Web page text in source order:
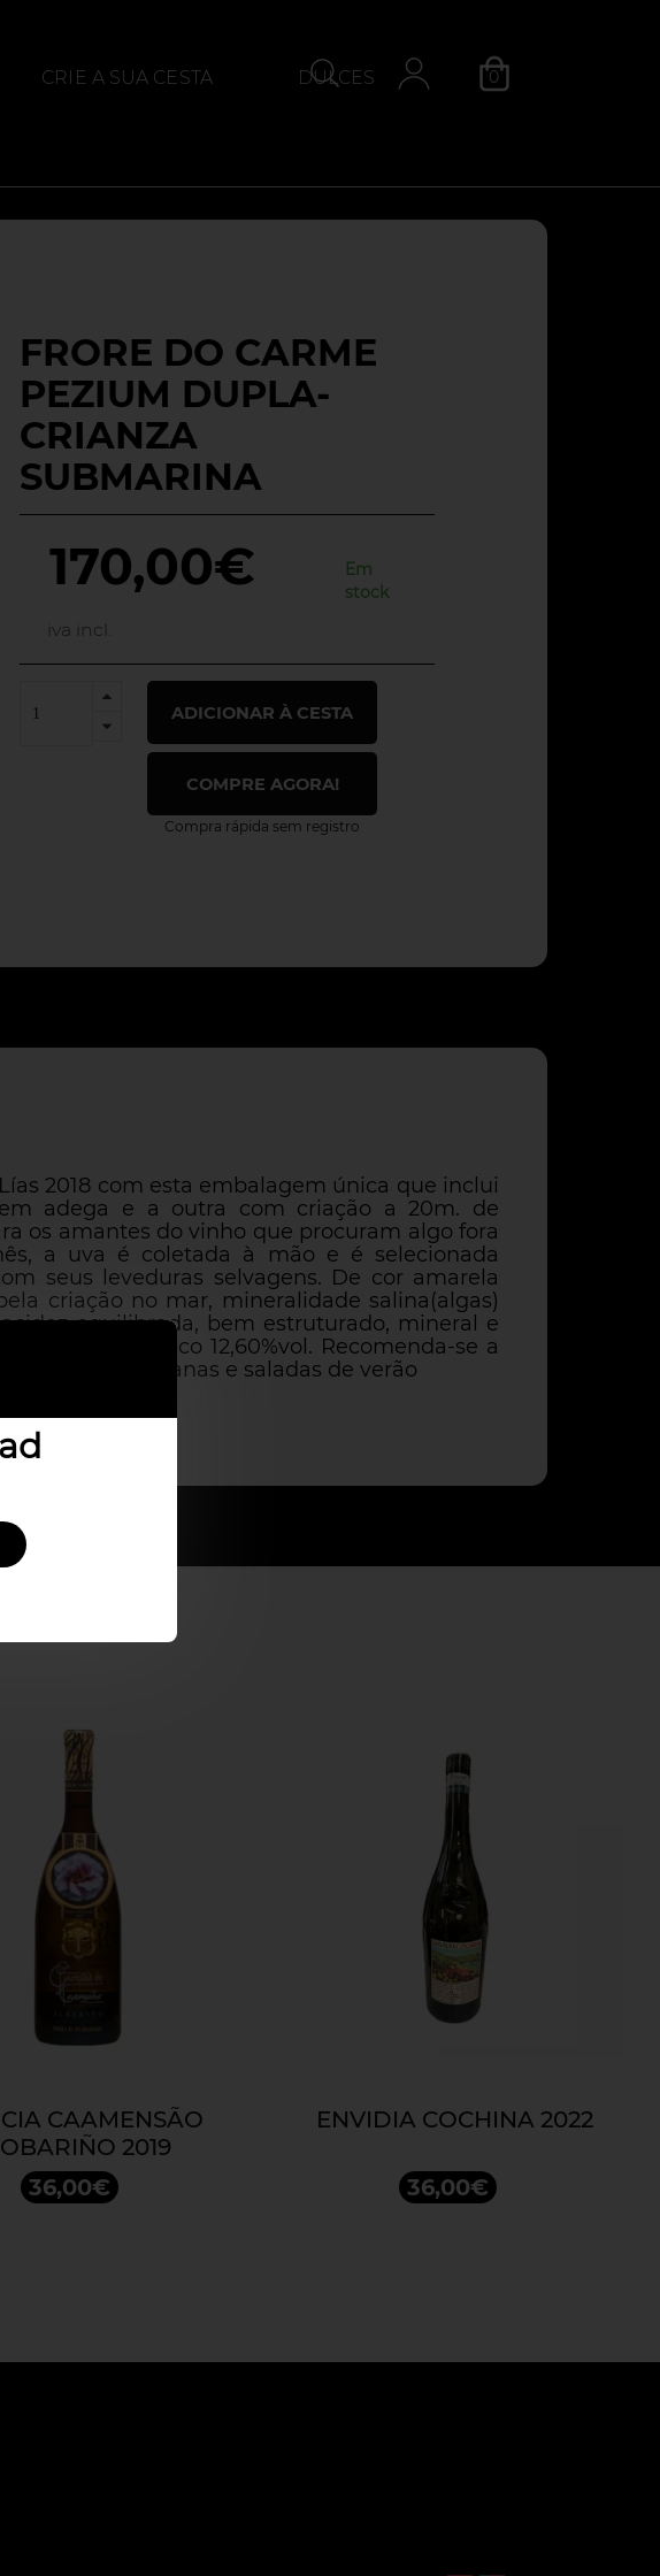
CRIE A SUA CESTA
DULCES
0
FRORE DO CARME
PEZIUM DUPLA-
CRIANZA
SUBMARINA
170,00€
iva incl.
Em
stock
ADICIONAR À CESTA
COMPRE AGORA!
Compra rápida sem registro
2018 com esta embalagem única que inclui
adega e a outra com criação a 20m. de
os amantes do vinho que procuram algo fora
a uva é coletada à mão e é selecionada
seus leveduras selvagens. De cor amarela
criação no mar, mineralidade salina(algas)
equilibrada, bem estruturado, mineral e
Grau alcoólico 12,60%vol. Recomenda-se a
italianas e saladas de verão
CAAMENSÃO
2019
36,00€
ENVIDIA COCHINA 2022
36,00€